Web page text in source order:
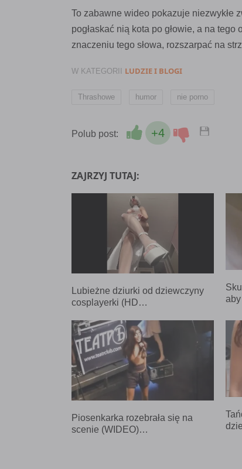
To zabawne wideo pokazuje niezwykłe
pogłaskać nią kota po głowie, a na tego
znaczeniu tego słowa, rozszarpać na
W KATEGORII LUDZIE I BLOGI
Thrashowe humor nie porno
Polub post: +4
ZAJRZYJ TUTAJ:
Lubieżne dziurki od dziewczyny
cosplayerki (HD…
Piosenkarka rozebrała się na
scenie (WIDEO)…